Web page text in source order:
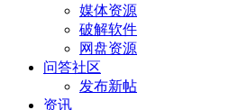
媒体资源
破解软件
网盘资源
问答社区
发布新帖
资讯